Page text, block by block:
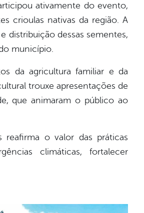
ativamente do evento,
crioulas nativas da região. A
distribuição dessas sementes,
município.
da agricultura familiar e da
trouxe apresentações de
que animaram o público ao
reafirma o valor das práticas
climáticas, fortalecer